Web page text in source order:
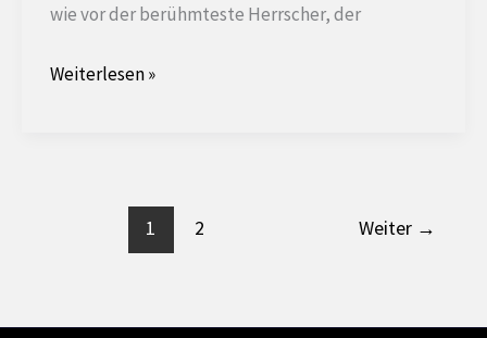
wie vor der berühmteste Herrscher, der
Napoleon,
Weiterlesen »
1 2 Weiter →